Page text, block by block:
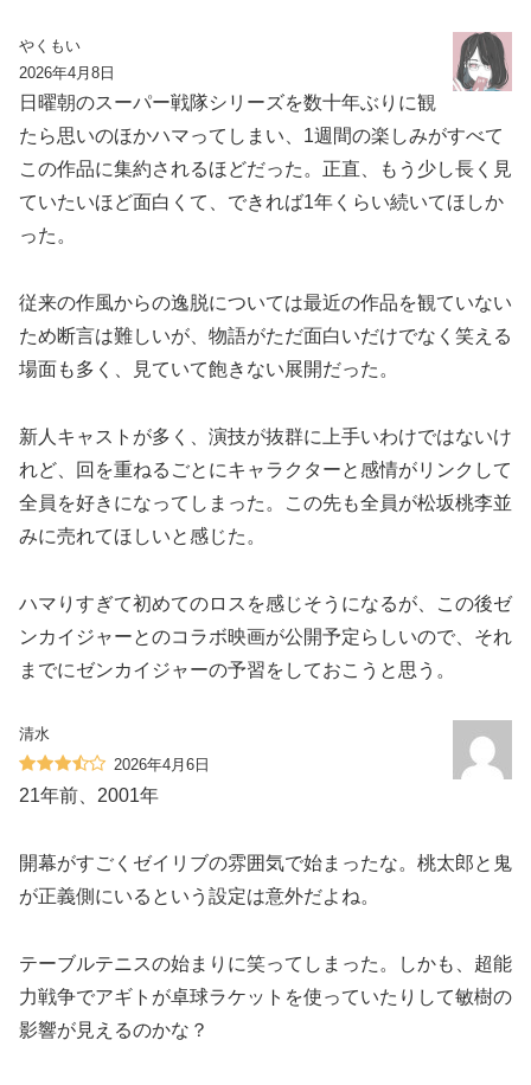
やくもい
2026年4月8日
日曜朝のスーパー戦隊シリーズを数十年ぶりに観
たら思いのほかハマってしまい、1週間の楽しみがすべて
この作品に集約されるほどだった。正直、もう少し長く見
ていたいほど面白くて、できれば1年くらい続いてほしか
った。
従来の作風からの逸脱については最近の作品を観ていない
ため断言は難しいが、物語がただ面白いだけでなく笑える
場面も多く、見ていて飽きない展開だった。
新人キャストが多く、演技が抜群に上手いわけではないけ
れど、回を重ねるごとにキャラクターと感情がリンクして
全員を好きになってしまった。この先も全員が松坂桃李並
みに売れてほしいと感じた。
ハマりすぎて初めてのロスを感じそうになるが、この後ゼ
ンカイジャーとのコラボ映画が公開予定らしいので、それ
までにゼンカイジャーの予習をしておこうと思う。
清水
2026年4月6日
21年前、2001年
開幕がすごくゼイリブの雰囲気で始まったな。桃太郎と鬼
が正義側にいるという設定は意外だよね。
テーブルテニスの始まりに笑ってしまった。しかも、超能
力戦争でアギトが卓球ラケットを使っていたりして敏樹の
影響が見えるのかな？